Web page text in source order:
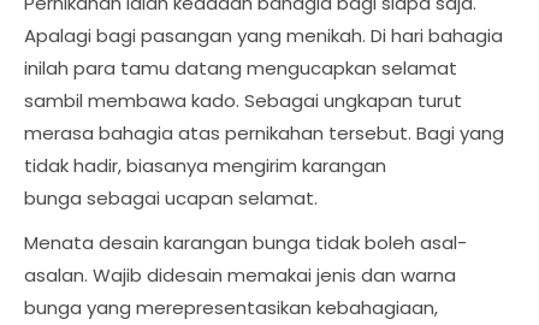
Apalagi bagi pasangan yang menikah. Di hari bahagia
inilah para tamu datang mengucapkan selamat
sambil membawa kado. Sebagai ungkapan turut
merasa bahagia atas pernikahan tersebut. Bagi yang
tidak hadir, biasanya mengirim karangan
bunga sebagai ucapan selamat.
Menata desain karangan bunga tidak boleh asal-
asalan. Wajib didesain memakai jenis dan warna
bunga yang merepresentasikan kebahagiaan,